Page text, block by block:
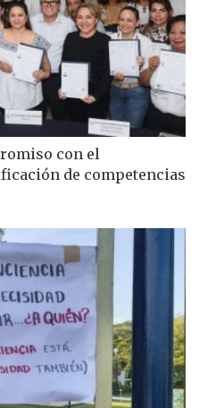
con el
de competencias